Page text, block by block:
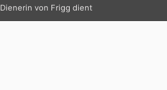
Dienerin von Frigg dient